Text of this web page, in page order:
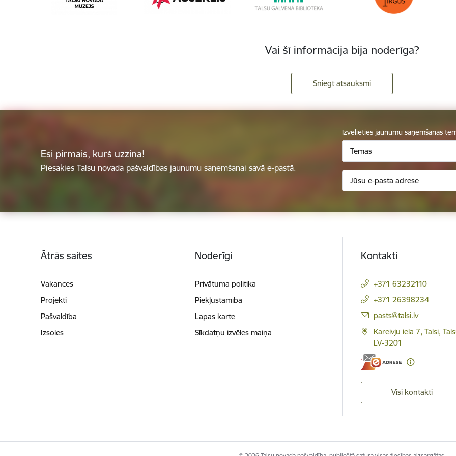
Vai šī informācija bija noderīga?
Sniegt atsauksmi
Esi pirmais, kurš uzzina!
Piesakies Talsu novada pašvaldības jaunumu saņemšanai savā e-pastā.
Izvēlieties jaunumu saņemšanas
Tēmas
Ātrās saites
Vakances
Projekti
Pašvaldība
Izsoles
Noderīgi
Privātuma politika
Piekļūstamība
Lapas karte
Sīkdatņu izvēles maiņa
Kontakti
+371 63232110
+371 26398234
E-pasts:
pasts@talsi.lv
Kareivju iela 7, Talsi,
LV-3201
Visi kontakti